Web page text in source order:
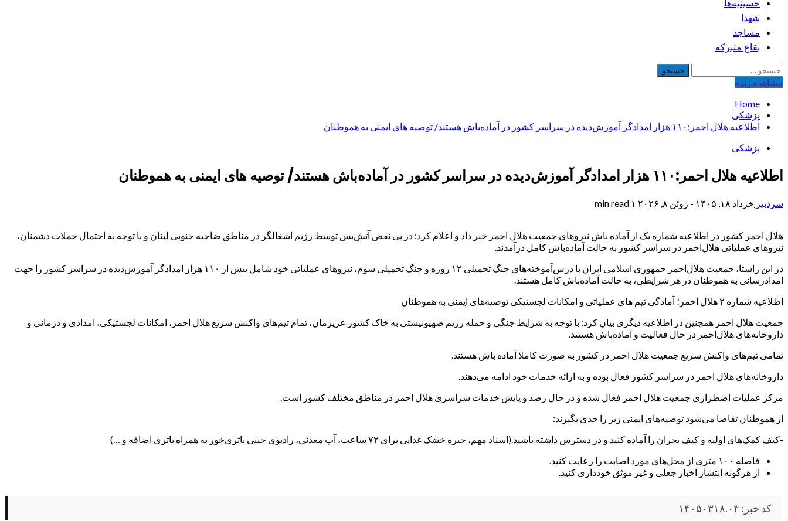
حسینیه‌ها
شهدا
مساجد
بقاع متبرکه
جستجو
برای:
مشاهده‌ زنده
Home
پزشکی
اطلاعیه هلال احمر:۱۱۰ هزار امدادگر آموزش‌دیده در سراسر کشور در آماده‌باش هستند/ توصیه های ایمنی به هموطنان
پزشکی
اطلاعیه هلال احمر:۱۱۰ هزار امدادگر آموزش‌دیده در سراسر کشور در آماده‌باش هستند/ توصیه های ایمنی به هموطنان
سردبیر خرداد ۱۸, ۱۴۰۵ - ژوئن ۸, ۲۰۲۶ ۱ min read
هلال‌ احمر کشور در اطلاعیه‌ شماره یک از آماده باش نیرو‌های جمعیت هلال احمر خبر داد و اعلام کرد: در پی نقض آتش‌بس توسط رژیم اشغالگر در مناطق ضاحیه جنوبی لبنان و با توجه به احتمال حملات دشمنان،
نیروهای عملیاتی هلال‌احمر در سراسر کشور به حالت آماده‌باش کامل درآمدند.
در این راستا، جمعیت‌ هلال‌احمر جمهوری اسلامی ایران با درس‌‌آموخته‌های جنگ تحمیلی ۱۲ روزه و جنگ تحمیلی سوم، نیرو‌های عملیاتی خود شامل بیش از ۱۱۰ هزار امدادگر آموزش‌دیده در سراسر کشور را جهت
امدادرسانی به هموطنان در هر شرایطی، به حالت آماده‌باش کامل هستند.
اطلاعیه شماره ۲ هلال احمر؛ آمادگی تیم های عملیاتی و امکانات لجستیکی توصیه‌های ایمنی به هموطنان
جمعیت هلال احمر همچنین در اطلاعیه دیگری بیان کرد: با توجه به شرایط جنگی و‌ حمله رژیم صهیونیستی به خاک کشور عزیزمان، تمام تیم‌های واکنش سریع هلال احمر، امکانات لجستیکی، امدادی و درمانی و
داروخانه‌های هلال‌احمر در حال فعالیت و آماده‌باش هستند.
تمامی تیم‌های واکنش سریع جمعیت هلال احمر در کشور به صورت کاملا آماده باش هستند.
داروخانه‌های هلال احمر در سراسر کشور فعال بوده و به ارائه خدمات خود ادامه می‌دهند.
مرکز عملیات اضطراری جمعیت هلال احمر فعال شده و در حال رصد و پایش خدمات سراسری هلال احمر در مناطق مختلف کشور است.
از هموطنان تقاضا می‌شود توصیه‌های ایمنی زیر را جدی بگیرند:
-کیف کمک‌های اولیه و کیف بحران را آماده کنید و در دسترس داشته باشید.(اسناد مهم، جیره خشک غذایی برای ۷۲ ساعت، آب معدنی، رادیوی جیبی باتری‌خور به همراه باتری اضافه و …)
فاصله ۱۰۰ متری از محل‌های مورد اصابت را رعایت کنید.
از هرگونه انتشار اخبار جعلی و غیر موثق خودداری کنید.
کد خبر: ۱۴۰۵۰۳۱۸.۰۴